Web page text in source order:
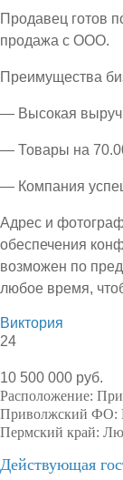
Продавец готов
продажа с ООО.
Преимущества
— Высокая
— Товары на
— Компания
Адрес и
обеспечения
возможен по
любое время,
Виктория
24
10 500 000 руб.
Расположение:
Приволжский ФО:
Пермский край:
Действующая